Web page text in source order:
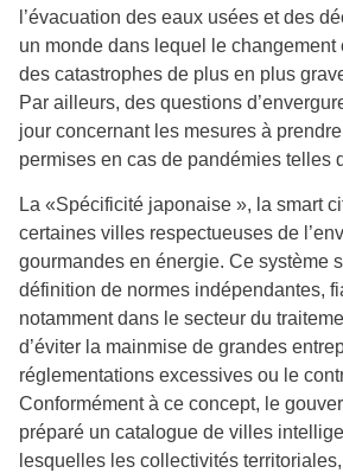
l’évacuation des eaux usées et des
un monde dans lequel le
des catastrophes de plus en plus
Par ailleurs, des questions
jour concernant les mesures à
permises en cas de pandémies telles
La «Spécificité japonaise », la smart
certaines villes respectueuses de
gourmandes en énergie. Ce système
définition de normes indépendantes,
notamment dans le secteur du
d’éviter la mainmise de grandes
réglementations excessives ou le
Conformément à ce concept, le
préparé un catalogue de villes
lesquelles les collectivités